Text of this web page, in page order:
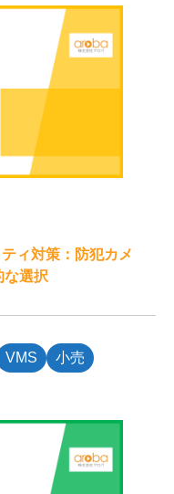
ィ対策：防犯カメ
な選択
VMS
小売